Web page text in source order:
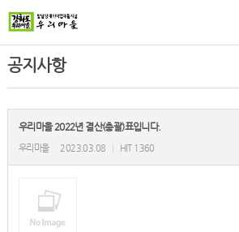
공지사항
우리마을 2022년 결산(총괄)표입니다.
우리마을 2023.03.08 HIT 1360